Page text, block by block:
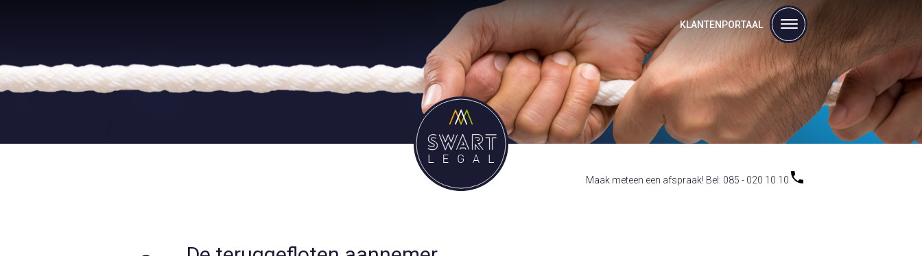
KLANTENPORTAAL
Maak meteen een afspraak! Bel: 085 - 020 10 10